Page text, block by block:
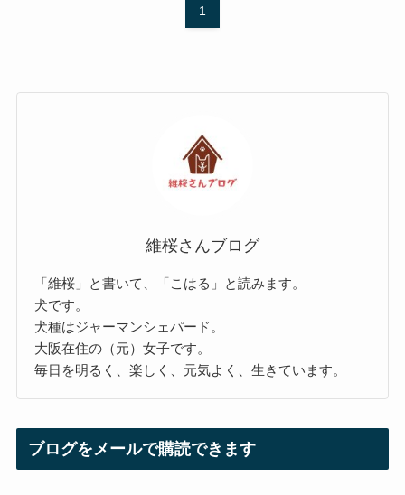
1
維桜さんブログ
「維桜」と書いて、「こはる」と読みます。
犬です。
犬種はジャーマンシェパード。
大阪在住の（元）女子です。
毎日を明るく、楽しく、元気よく、生きています。
ブログをメールで購読できます